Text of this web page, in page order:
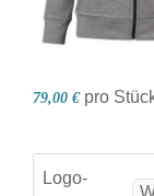
79,00 € pro
Logo-